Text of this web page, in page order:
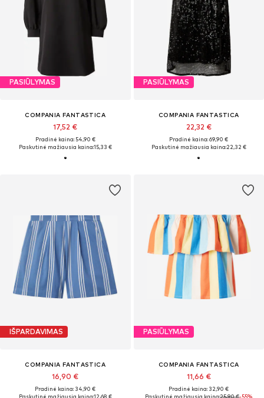
PASIŪLYMAS
COMPANIA FANTASTICA
17,52 €
Pradinė kaina: 54,90 €
Paskutinė mažiausia kaina:15,33 €
PASIŪLYMAS
COMPANIA FANTASTICA
22,32 €
Pradinė kaina: 69,90 €
Paskutinė mažiausia kaina:22,32 €
IŠPARDAVIMAS
COMPANIA FANTASTICA
16,90 €
Pradinė kaina: 34,90 €
Paskutinė mažiausia kaina:12,68 €
PASIŪLYMAS
COMPANIA FANTASTICA
11,66 €
Pradinė kaina: 32,90 €
Paskutinė mažiausia kaina:25,90 €-55%